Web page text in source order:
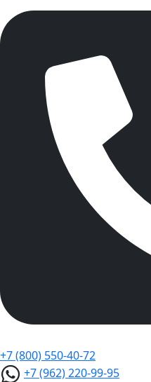
+7 (800) 550-40-72
+7 (962) 220-99-95